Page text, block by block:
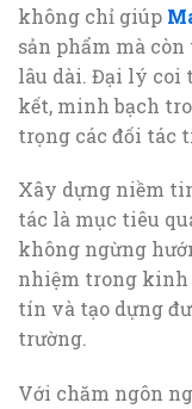
không chỉ giúp
sản phẩm mà
lâu dài. Đại lý coi
kết, minh bạch
trọng các đối tác
Xây dựng niềm
tác là mục tiêu
không ngừng
nhiệm trong kinh
tín và tạo dựng
trường.
Với chăm ngôn